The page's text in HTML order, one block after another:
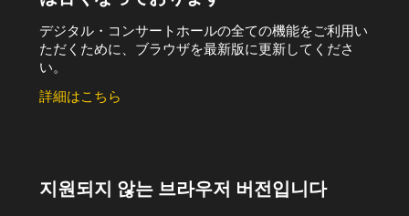
デジタル・コンサートホールの全ての機能をご利用い
ただくために、ブラウザを最新版に更新してくださ
い。
詳細はこちら
지원되지 않는 브라우저 버전입니다